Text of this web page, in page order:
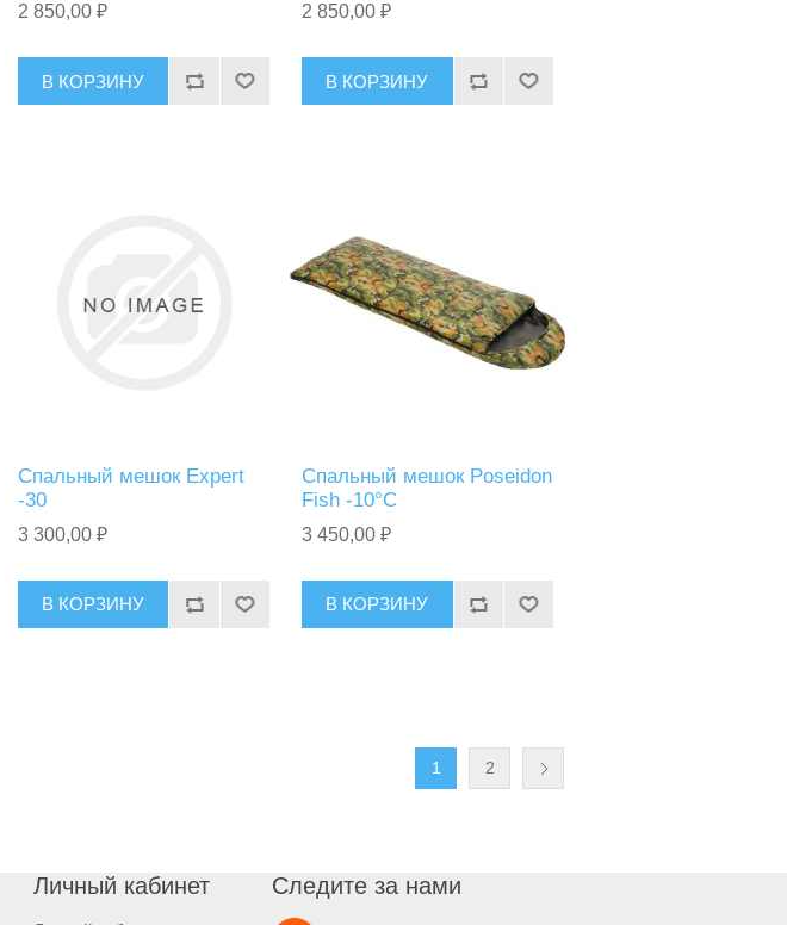
2 850,00 ₽
В КОРЗИНУ
2 850,00 ₽
В КОРЗИНУ
Спальный мешок Expert
-30
3 300,00 ₽
В КОРЗИНУ
Спальный мешок Poseidon
Fish -10°C
3 450,00 ₽
В КОРЗИНУ
1 2
Личный кабинет Следите за нами